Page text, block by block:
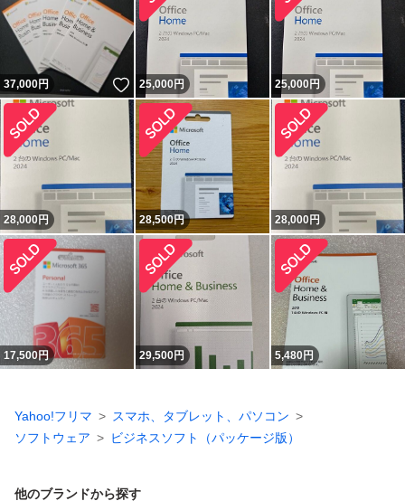
37,000円 いいね！
25,000円 25,000円
28,000円 28,500円 28,000円
17,500円 29,500円 5,480円
Yahoo!フリマ
スマホ、タブレット、パソコン
ソフトウェア
ビジネスソフト（パッケージ版）
他のブランドから探す